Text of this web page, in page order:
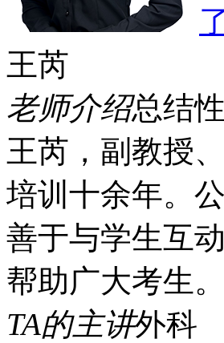
王芮
老师介绍总结
王芮，副教授
培训十余年。
善于与学生互
帮助广大考生。
TA的主讲外科